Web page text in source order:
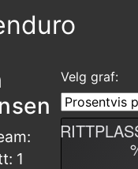
1
Velg graf: